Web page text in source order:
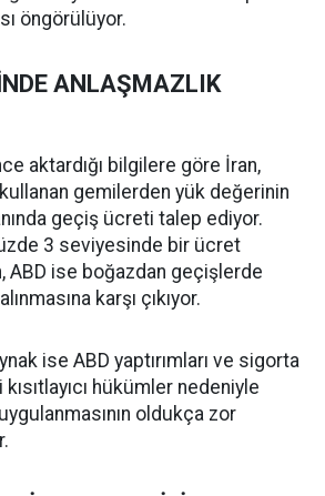
öngörülüyor.
ANLAŞMAZLIK
aktardığı bilgilere göre İran,
kullanan gemilerden yük değerinin
geçiş ücreti talep ediyor.
3 seviyesinde bir ücret
ABD ise boğazdan geçişlerde
karşı çıkıyor.
ise ABD yaptırımları ve sigorta
hükümler nedeniyle
oldukça zor